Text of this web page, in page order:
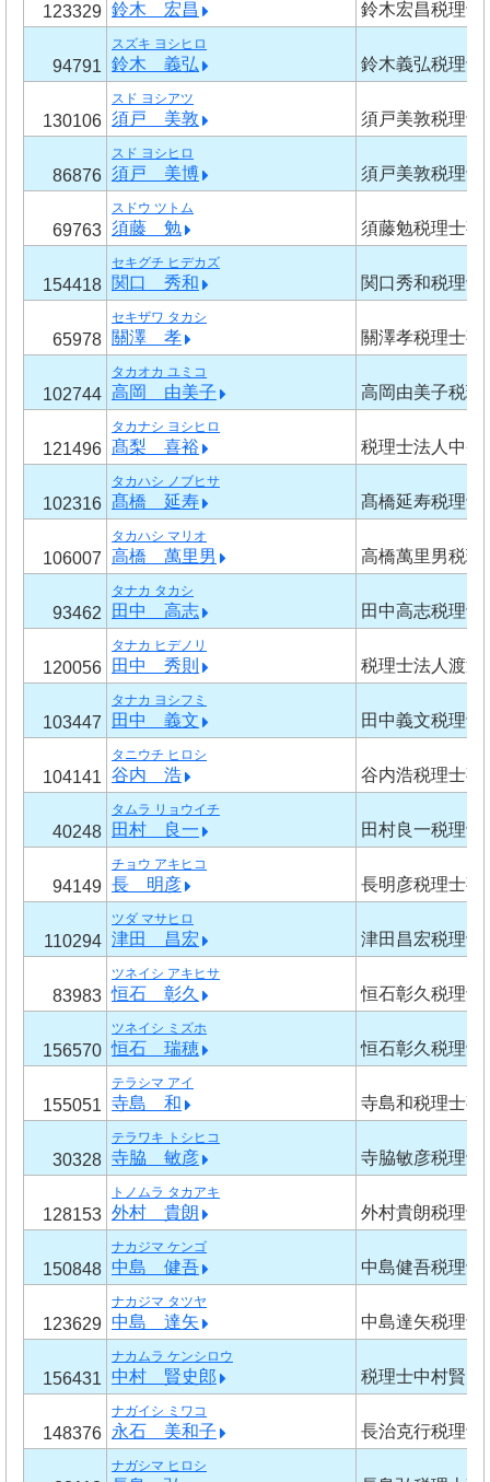
123329 鈴木 宏昌 鈴木宏昌税理士
94791
スズキ ヨシヒロ
鈴木 義弘 鈴木義弘税理士
130106
スド ヨシアツ
須戸 美敦 須戸美敦税理士
86876
スド ヨシヒロ
須戸 美博 須戸美敦税理士
69763
スドウ ツトム
須藤 勉 須藤勉税理士事
154418
セキグチ ヒデカズ
関口 秀和 関口秀和税理士
65978
セキザワ タカシ
關澤 孝 關澤孝税理士事
102744
タカオカ ユミコ
高岡 由美子 高岡由美子税理
121496
タカナシ ヨシヒロ
髙梨 喜裕 税理士法人中央
102316
タカハシ ノブヒサ
髙橋 延寿 髙橋延寿税理士
106007
タカハシ マリオ
高橋 萬里男 高橋萬里男税理
93462
タナカ タカシ
田中 高志 田中高志税理士
120056
タナカ ヒデノリ
田中 秀則 税理士法人渡辺
103447
タナカ ヨシフミ
田中 義文 田中義文税理士
104141
タニウチ ヒロシ
谷内 浩 谷内浩税理士事
40248
タムラ リョウイチ
田村 良一 田村良一税理士
94149
チョウ アキヒコ
長 明彦 長明彦税理士事
110294
ツダ マサヒロ
津田 昌宏 津田昌宏税理士
83983
ツネイシ アキヒサ
恒石 彰久 恒石彰久税理士
156570
ツネイシ ミズホ
恒石 瑞穂 恒石彰久税理士
155051
テラシマ アイ
寺島 和 寺島和税理士事
30328
テラワキ トシヒコ
寺脇 敏彦 寺脇敏彦税理士
128153
トノムラ タカアキ
外村 貴朗 外村貴朗税理士
150848
ナカジマ ケンゴ
中島 健吾 中島健吾税理士
123629
ナカジマ タツヤ
中島 達矢 中島達矢税理士
156431
ナカムラ ケンシロウ
中村 賢史郎 税理士中村賢史
148376
ナガイシ ミワコ
永石 美和子 長治克行税理士
ナガシマ ヒロシ